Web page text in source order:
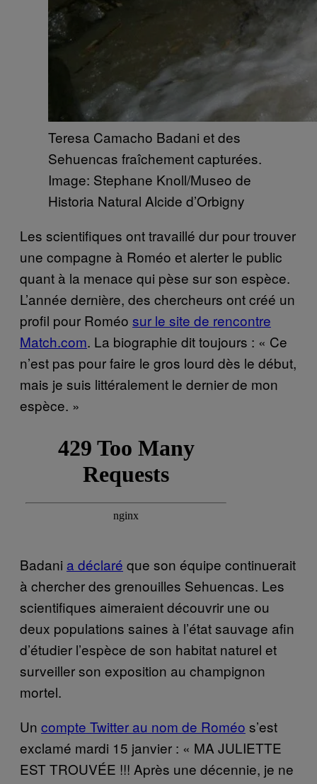
Teresa Camacho Badani et des
Sehuencas fraîchement capturées.
Image: Stephane Knoll/Museo de
Historia Natural Alcide d’Orbigny
Les scientifiques ont travaillé dur pour trouver
une compagne à Roméo et alerter le public
quant à la menace qui pèse sur son espèce.
L’année dernière, des chercheurs ont créé un
profil pour Roméo sur le site de rencontre
Match.com. La biographie dit toujours : « Ce
n’est pas pour faire le gros lourd dès le début,
mais je suis littéralement le dernier de mon
espèce. »
Badani a déclaré que son équipe continuerait
à chercher des grenouilles Sehuencas. Les
scientifiques aimeraient découvrir une ou
deux populations saines à l’état sauvage afin
d’étudier l’espèce de son habitat naturel et
surveiller son exposition au champignon
mortel.
Un compte Twitter au nom de Roméo s’est
exclamé mardi 15 janvier : « MA JULIETTE
EST TROUVÉE !!! Après une décennie, je ne